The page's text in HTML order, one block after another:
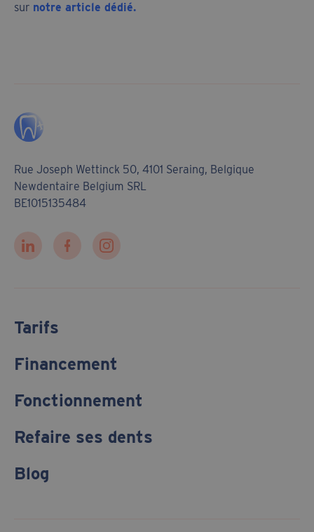
sur notre article dédié.
Rue Joseph Wettinck 50, 4101 Seraing, Belgique
Newdentaire Belgium SRL
BE1015135484
Tarifs
Financement
Fonctionnement
Refaire ses dents
Blog